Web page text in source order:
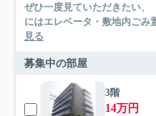
ぜひ一度見ていただきたい、
にはエレベータ・敷地内ごみ
見る
募集中の部屋
3階
14万円